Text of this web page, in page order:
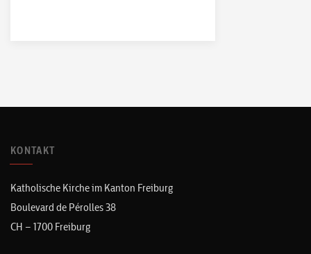
KONTAKT
Katholische Kirche im Kanton Freiburg
Boulevard de Pérolles 38
CH – 1700 Freiburg